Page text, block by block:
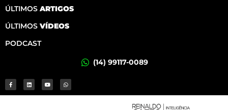
ÚLTIMOS ARTIGOS
ÚLTIMOS VÍDEOS
PODCAST
(14) 99117-0089